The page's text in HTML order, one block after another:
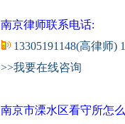
南京律师联系电话:
13305191148(高律师)
>>我要在线咨询
南京市溧水区看守所怎